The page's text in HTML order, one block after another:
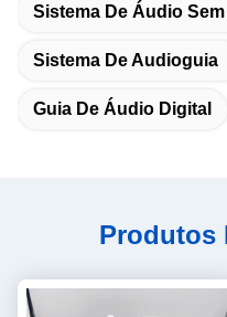
Sistema De Áudio
Sistema De Audioguia
Guia De Áudio Digital
Produtos